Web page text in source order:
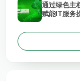
通过绿色主
赋能IT服务